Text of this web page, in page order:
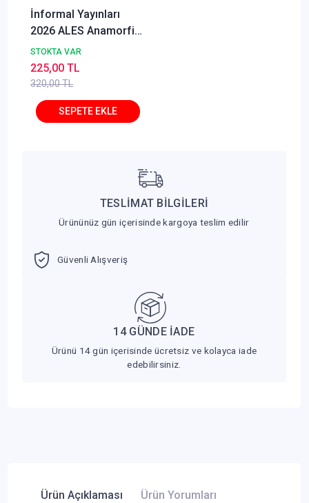
İnformal Yayınları
2026 ALES Anamorfik
8 li Deneme Paketi
STOKTA VAR
320,00 TL
225,00 TL
TESLİMAT BİLGİLERİ
Ürününüz gün içerisinde kargoya teslim edilir
Güvenli Alışveriş
14 GÜNDE İADE
Ürünü 14 gün içerisinde ücretsiz ve kolayca iade
edebilirsiniz.
Ürün Açıklaması Ürün Yorumları